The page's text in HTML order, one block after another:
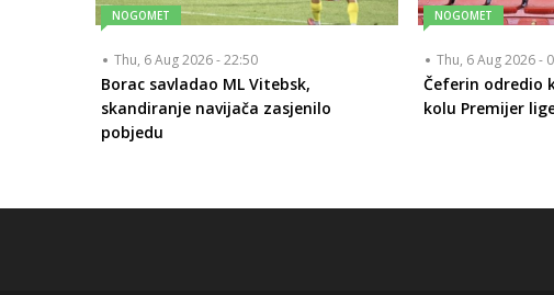
NOGOMET
Thu, 6 Aug 2026 - 22:50
Borac savladao ML Vitebsk,
skandiranje navijača zasjenilo
pobjedu
NOGOMET
Thu, 6 Aug 2026 -
Čeferin odredio
kolu Premijer